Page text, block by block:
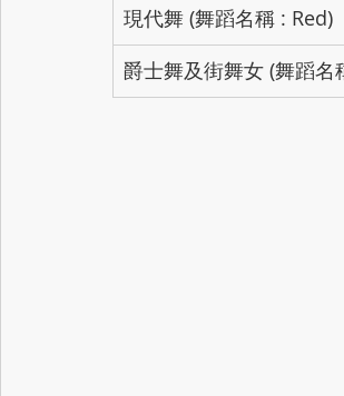
現代舞 (舞蹈名稱 : Red)
爵士舞及街舞女 (舞蹈